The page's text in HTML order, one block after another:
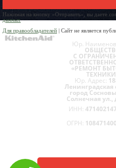
Нажимая на кнопку «Отправить», вы даете
данных
Для правообладателей | Сайт не является
Юр.
С
«РЕМОНТ
Юр. Адрес:
Ленинградская
город
Солнечная ул.,
ИНН:
ОГРН: